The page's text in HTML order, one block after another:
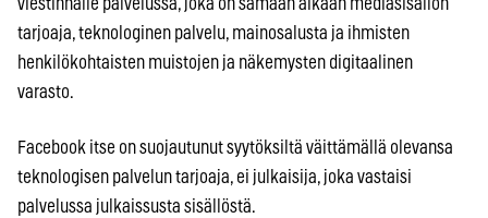
viestinnälle palvelussa, joka on samaan aikaan mediasisällön
tarjoaja, teknologinen palvelu, mainosalusta ja ihmisten
henkilökohtaisten muistojen ja näkemysten digitaalinen
varasto.
Facebook itse on suojautunut syytöksiltä väittämällä olevansa
teknologisen palvelun tarjoaja, ei julkaisija, joka vastaisi
palvelussa julkaissusta sisällöstä.